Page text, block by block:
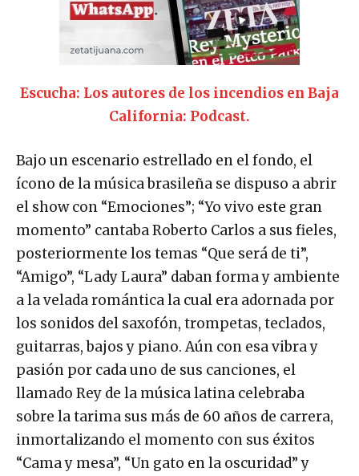
Escucha: Los autores de los incendios en Baja
California: Podcast.
Bajo un escenario estrellado en el fondo, el
ícono de la música brasileña se dispuso a abrir
el show con “Emociones”; “Yo vivo este gran
momento” cantaba Roberto Carlos a sus fieles,
posteriormente los temas “Que será de ti”,
“Amigo”, “Lady Laura” daban forma y ambiente
a la velada romántica la cual era adornada por
los sonidos del saxofón, trompetas, teclados,
guitarras, bajos y piano. Aún con esa vibra y
pasión por cada uno de sus canciones, el
llamado Rey de la música latina celebraba
sobre la tarima sus más de 60 años de carrera,
inmortalizando el momento con sus éxitos
“Cama y mesa”, “Un gato en la oscuridad” y